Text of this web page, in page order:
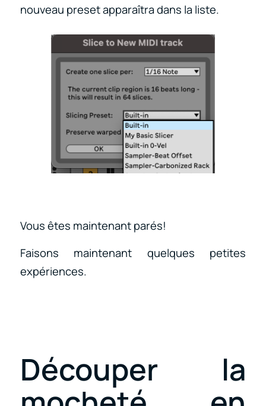
nouveau preset apparaîtra dans la liste.
Vous êtes maintenant parés!
Faisons maintenant quelques petites
expériences.
Découper la